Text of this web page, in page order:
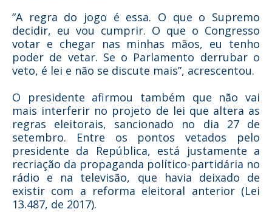
“A regra do jogo é essa. O que o Supremo
decidir, eu vou cumprir. O que o Congresso
votar e chegar nas minhas mãos, eu tenho
poder de vetar. Se o Parlamento derrubar o
veto, é lei e não se discute mais”, acrescentou.
O presidente afirmou também que não vai
mais interferir no projeto de lei que altera as
regras eleitorais, sancionado no dia 27 de
setembro. Entre os pontos vetados pelo
presidente da República, está justamente a
recriação da propaganda político-partidária no
rádio e na televisão, que havia deixado de
existir com a reforma eleitoral anterior (Lei
13.487, de 2017).